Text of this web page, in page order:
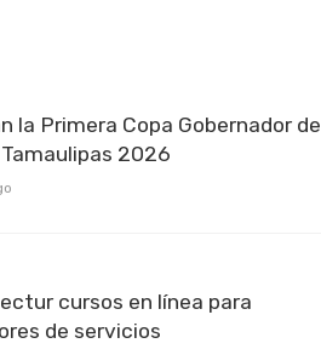
la Primera Copa Gobernador de
2026
cursos en línea para
de servicios